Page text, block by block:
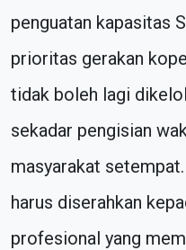
penguatan kapasitas
prioritas gerakan
tidak boleh lagi
sekadar pengisian
masyarakat
harus diserahkan
profesional yang